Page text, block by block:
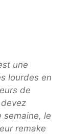
une
lourdes en
de
semaine, le
remake